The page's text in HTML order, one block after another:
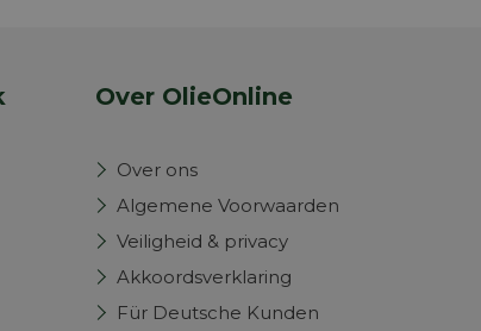
Over OlieOnline
Over ons
Algemene Voorwaarden
Veiligheid & privacy
Akkoordsverklaring
Für Deutsche Kunden